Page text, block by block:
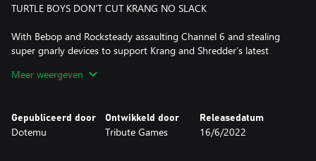
TURTLE BOYS DON’T CUT KRANG NO SLACK
With Bebop and Rocksteady assaulting Channel 6 and stealing
super gnarly devices to support Krang and Shredder’s latest
sees the Turtles battling across a righteous range of timeless
Foot Soldiers, Triceraton Warriors, and Rock Troops all the way to
Dimension X!
Meer weergeven
Gepubliceerd door
Dotemu
Ontwikkeld door
Tribute Games
Releasedatum
16/6/2022